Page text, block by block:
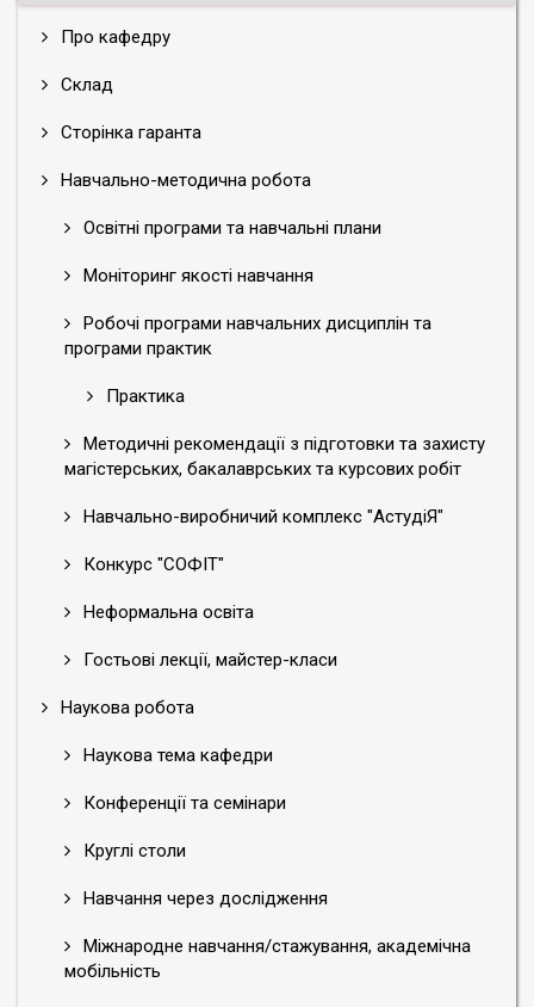
Про кафедру
Склад
Сторінка гаранта
Навчально-методична робота
Освітні програми та навчальні плани
Моніторинг якості навчання
Робочі програми навчальних дисциплін та
програми практик
Практика
Методичні рекомендації з підготовки та захисту
магістерських, бакалаврських та курсових робіт
Навчально-виробничий комплекс "АстудіЯ"
Конкурс "СОФІТ"
Неформальна освіта
Гостьові лекції, майстер-класи
Наукова робота
Наукова тема кафедри
Конференції та семінари
Круглі столи
Навчання через дослідження
Міжнародне навчання/стажування, академічна
мобільність